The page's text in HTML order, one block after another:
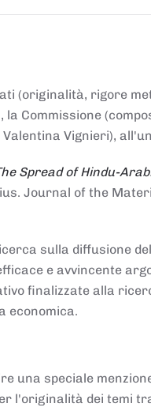
(originalità, rigore
Commissione
Vignieri),
Spread of Hindu-
Journal of the
sulla diffusione
e avvincente
finalizzate alla
economica.
una speciale
l'originalità dei temi